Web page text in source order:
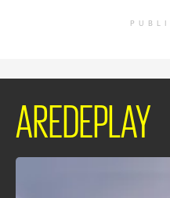
AREDEPLAY